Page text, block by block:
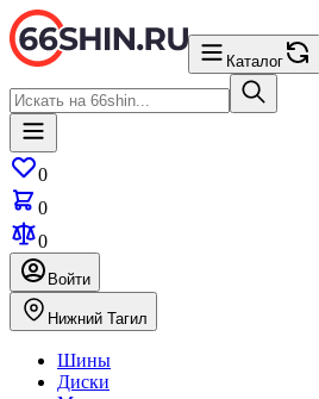
Каталог
0
0
0
Войти
Нижний Тагил
Шины
Диски